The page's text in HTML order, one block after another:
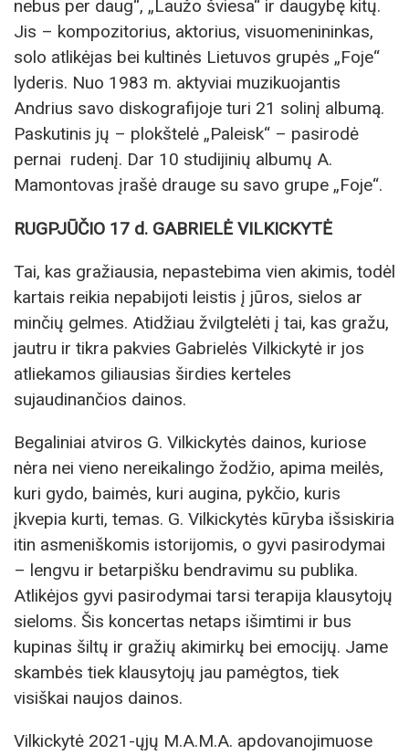
nebus per daug“, „Laužo šviesa“ ir daugybę kitų.
Jis – kompozitorius, aktorius, visuomenininkas,
solo atlikėjas bei kultinės Lietuvos grupės „Foje“
lyderis. Nuo 1983 m. aktyviai muzikuojantis
Andrius savo diskografijoje turi 21 solinį albumą.
Paskutinis jų – plokštelė „Paleisk“ – pasirodė
pernai rudenį. Dar 10 studijinių albumų A.
Mamontovas įrašė drauge su savo grupe „Foje“.
RUGPJŪČIO 17 d. GABRIELĖ VILKICKYTĖ
Tai, kas gražiausia, nepastebima vien akimis, todėl
kartais reikia nepabijoti leistis į jūros, sielos ar
minčių gelmes. Atidžiau žvilgtelėti į tai, kas gražu,
jautru ir tikra pakvies Gabrielės Vilkickytė ir jos
atliekamos giliausias širdies kerteles
sujaudinančios dainos.
Begaliniai atviros G. Vilkickytės dainos, kuriose
nėra nei vieno nereikalingo žodžio, apima meilės,
kuri gydo, baimės, kuri augina, pykčio, kuris
įkvepia kurti, temas. G. Vilkickytės kūryba išsiskiria
itin asmeniškomis istorijomis, o gyvi pasirodymai
– lengvu ir betarpišku bendravimu su publika.
Atlikėjos gyvi pasirodymai tarsi terapija klausytojų
sieloms. Šis koncertas netaps išimtimi ir bus
kupinas šiltų ir gražių akimirkų bei emocijų. Jame
skambės tiek klausytojų jau pamėgtos, tiek
visiškai naujos dainos.
Vilkickytė 2021-ųjų M.A.M.A. apdovanojimuose